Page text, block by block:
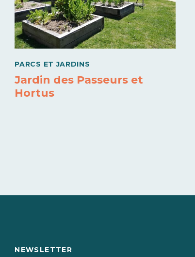
PARCS ET JARDINS
Jardin des Passeurs et
Hortus
NEWSLETTER